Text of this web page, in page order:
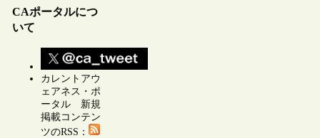
CAポータルにつ
いて
カレントアウ
ェアネス・ポ
ータル 新規
掲載コンテン
ツのRSS：